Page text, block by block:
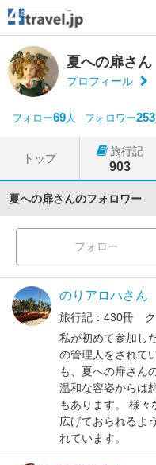
夏への扉さん
プロフィール
フォロー69人 フォロワー253
トップ
旅行記
903
夏への扉さんのフォロワー
フォロー
のりアロハさん
旅行記：430冊
私が初めて参加し
の管理人をされて
も、夏への扉さん
温和な容姿からは
もあります。 様
広げておられるよ
れています。